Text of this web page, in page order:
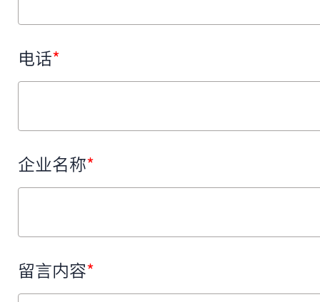
电话*
企业名称*
留言内容*